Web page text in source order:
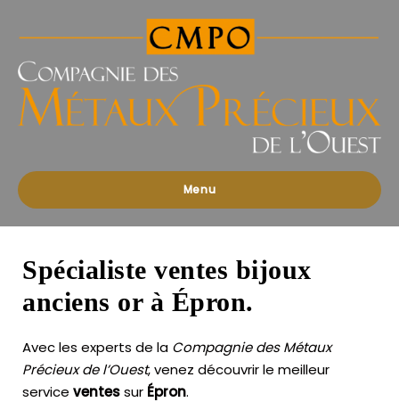
des
Précieux
l'Ouest
Menu
Spécialiste ventes bijoux
anciens or à Épron.
Avec les experts de la Compagnie des Métaux
Précieux de l’Ouest, venez découvrir le meilleur
service ventessur Épron.